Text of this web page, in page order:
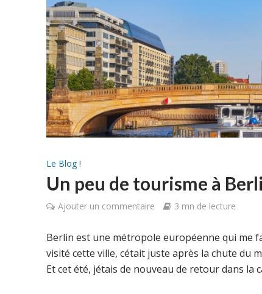
Le Blog !
Un peu de tourisme à
Ajouter un commentaire 3 mn de lecture
Berlin est une métropole européenne qui me
visité cette ville, cétait juste après la chute du
Et cet été, jétais de nouveau de retour dans